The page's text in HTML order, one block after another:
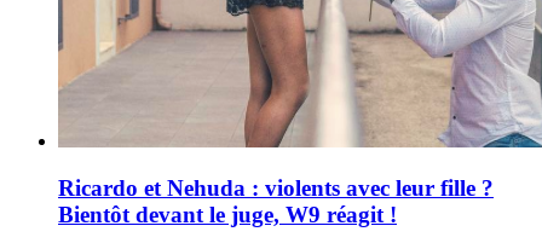
Ricardo et Nehuda : violents avec leur fille ?
Bientôt devant le juge, W9 réagit !